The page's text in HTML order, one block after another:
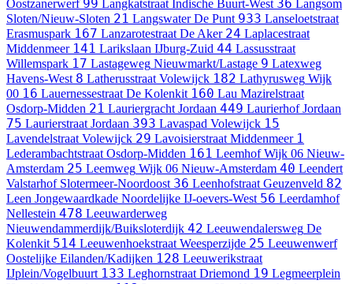
Oostzanerwerf 99 Langkatstraat Indische Buurt-West 36 Langsom
Sloten/Nieuw-Sloten 21 Langswater De Punt 933 Lanseloetstraat
Erasmuspark 167 Lanzarotestraat De Aker 24 Laplacestraat
Middenmeer 141 Larikslaan IJburg-Zuid 44 Lassusstraat
Willemspark 17 Lastageweg Nieuwmarkt/Lastage 9 Latexweg
Havens-West 8 Latherusstraat Volewijck 182 Lathyrusweg Wijk
00 16 Lauernessestraat De Kolenkit 160 Lau Mazirelstraat
Osdorp-Midden 21 Lauriergracht Jordaan 449 Laurierhof Jordaan
75 Laurierstraat Jordaan 393 Lavaspad Volewijck 15
Lavendelstraat Volewijck 29 Lavoisierstraat Middenmeer 1
Lederambachtstraat Osdorp-Midden 161 Leemhof Wijk 06 Nieuw-
Amsterdam 25 Leemweg Wijk 06 Nieuw-Amsterdam 40 Leendert
Valstarhof Slotermeer-Noordoost 36 Leenhofstraat Geuzenveld 82
Leen Jongewaardkade Noordelijke IJ-oevers-West 56 Leerdamhof
Nellestein 478 Leeuwarderweg
Nieuwendammerdijk/Buiksloterdijk 42 Leeuwendalersweg De
Kolenkit 514 Leeuwenhoekstraat Weesperzijde 25 Leeuwenwerf
Oostelijke Eilanden/Kadijken 128 Leeuwerikstraat
IJplein/Vogelbuurt 133 Leghornstraat Driemond 19 Legmeerplein